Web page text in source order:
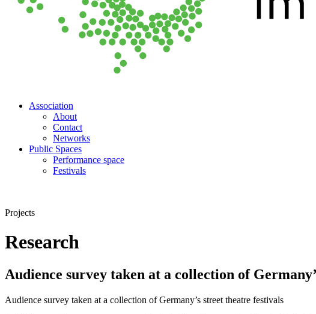
Association
About
Contact
Networks
Public Spaces
Performance space
Festivals
Projects
Research
Audience survey taken at a collection of
Audience survey taken at a collection of Germany’s street theatre festivals